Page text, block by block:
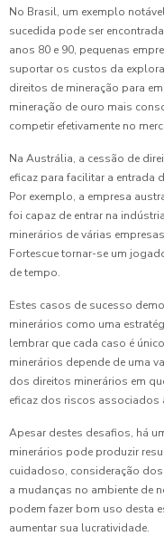
No Brasil, um exemplo
sucedida pode ser
anos 80 e 90, pequenas
suportar os custos da
direitos de mineração para
mineração de ouro mais
competir efetivamente no
Na Austrália, a cessão de
eficaz para facilitar a entrada
Por exemplo, a empresa
foi capaz de entrar na
minerários de várias
Fortescue tornar-se um
de tempo.
Estes casos de sucesso
minerários como uma
lembrar que cada caso é
minerários depende de uma
dos direitos minerários em
eficaz dos riscos associados
Apesar destes desafios, há
minerários pode produzir
cuidadoso, consideração dos
a mudanças no ambiente de
podem fazer bom uso desta
aumentar sua lucratividade.